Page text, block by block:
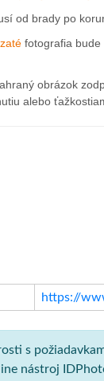
od brady po
fotografia
obrázok
alebo
https://
s
nástroj